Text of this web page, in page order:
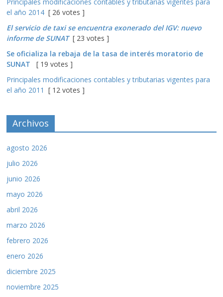
Principales modificaciones contables y tributarias vigentes para
el año 2014 [ 26 votes ]
El servicio de taxi se encuentra exonerado del IGV: nuevo
informe de SUNAT[ 23 votes ]
Se oficializa la rebaja de la tasa de interés moratorio de
SUNAT
[ 19 votes ]
Principales modificaciones contables y tributarias vigentes para
el año 2011 [ 12 votes ]
Archivos
agosto 2026
julio 2026
junio 2026
mayo 2026
abril 2026
marzo 2026
febrero 2026
enero 2026
diciembre 2025
noviembre 2025